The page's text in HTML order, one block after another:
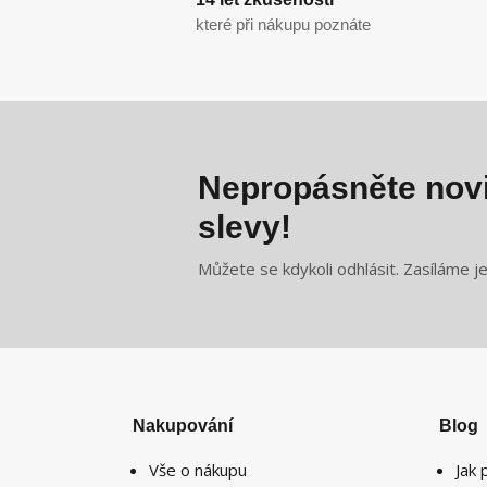
které při nákupu poznáte
Nepropásněte
slevy!
Můžete se kdykoli odhlásit. Zasíláme
Nakupování
Vše o nákupu
Blog
Jak